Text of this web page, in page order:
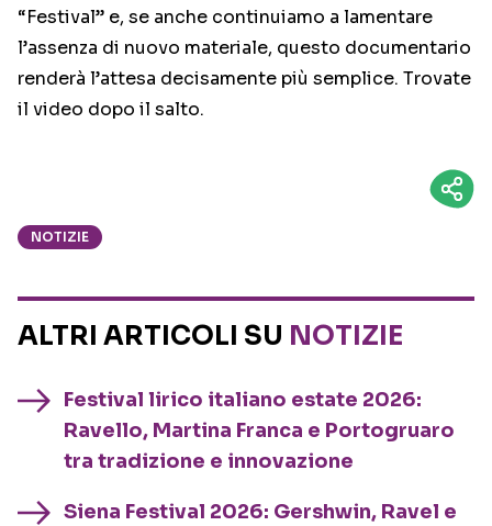
“Festival” e, se anche continuiamo a lamentare
l’assenza di nuovo materiale, questo documentario
renderà l’attesa decisamente più semplice. Trovate
il video dopo il salto.
NOTIZIE
ALTRI ARTICOLI SU NOTIZIE
Festival lirico italiano estate 2026:
Ravello, Martina Franca e Portogruaro
tra tradizione e innovazione
Siena Festival 2026: Gershwin, Ravel e